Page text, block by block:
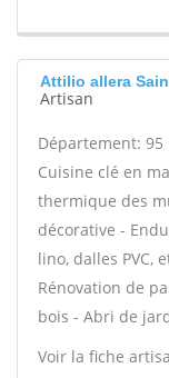
Attilio allera
Artisan
Département: 95
Cuisine clé en
thermique des
décorative -
lino, dalles PVC,
Rénovation de
bois - Abri de
Voir la fiche